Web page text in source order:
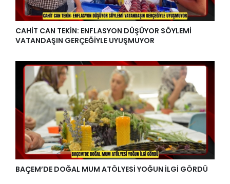
CAHİT CAN TEKİN: ENFLASYON DÜŞÜYOR SÖYLEMİ
VATANDAŞIN GERÇEĞİYLE UYUŞMUYOR
BAÇEM’DE DOĞAL MUM ATÖLYESİ YOĞUN İLGİ GÖRDÜ